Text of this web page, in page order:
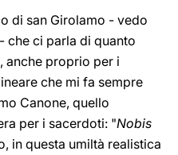
di san Girolamo - vedo
che ci parla di quanto
anche proprio per i
che mi fa sempre
Canone, quello
per i sacerdoti: "Nobis
in questa umiltà realistica